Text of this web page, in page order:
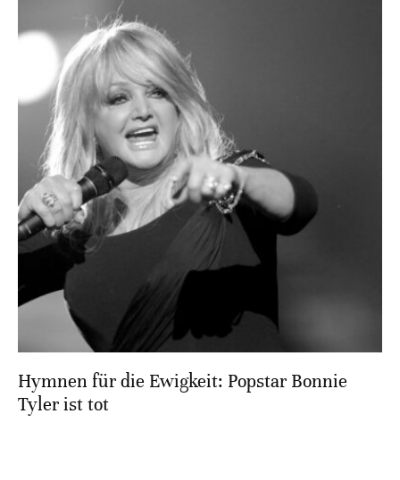
Hymnen für die Ewigkeit: Popstar Bonnie
Tyler ist tot